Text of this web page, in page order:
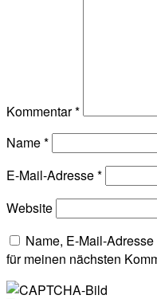
Kommentar*
Name*
E-Mail-Adresse*
Website
Name, E-Mail-
für meinen nächsten